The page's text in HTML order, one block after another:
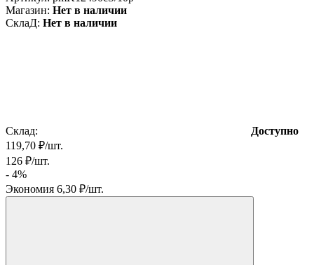
Магазин: Нет в наличии
СклаД: Нет в наличии
Склад:
Доступно
119,70 ₽/шт.
126 ₽/шт.
- 4%
Экономия 6,30 ₽/шт.